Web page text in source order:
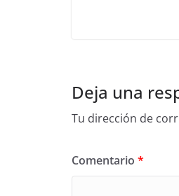
Deja una
Tu dirección de
Comentario *